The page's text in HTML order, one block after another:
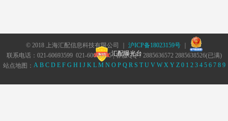
© 2018 上海汇配信息科技有限公司 ｜ 沪ICP备18023159号｜
汇配曝光台
联系电话：021-60693599 021-60693555 | 客服QQ：2885636572 2885638526(已满)
站点地图： A B C D E F G H I J K L M N O P Q R S T U V W X Y Z 0 1 2 3 4 5 6 7 8 9